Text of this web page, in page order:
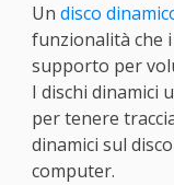
Un disco
funzionalità che
supporto per
I dischi dinamici
per tenere
dinamici sul
computer.